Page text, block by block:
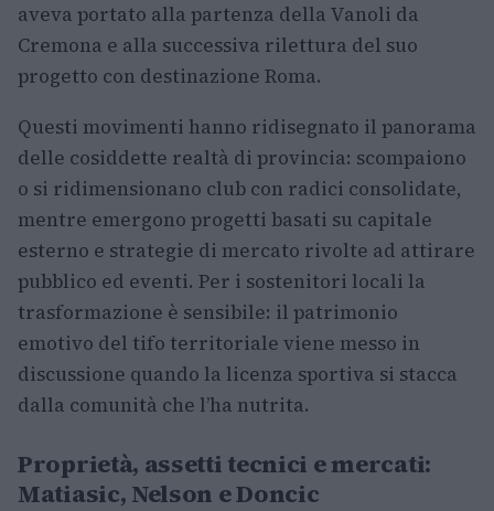
aveva portato alla partenza della Vanoli da
Cremona e alla successiva rilettura del suo
progetto con destinazione Roma.
Questi movimenti hanno ridisegnato il panorama
delle cosiddette realtà di provincia: scompaiono
o si ridimensionano club con radici consolidate,
mentre emergono progetti basati su capitale
esterno e strategie di mercato rivolte ad attirare
pubblico ed eventi. Per i sostenitori locali la
trasformazione è sensibile: il patrimonio
emotivo del tifo territoriale viene messo in
discussione quando la licenza sportiva si stacca
dalla comunità che l’ha nutrita.
Proprietà, assetti tecnici e mercati:
Matiasic, Nelson e Doncic